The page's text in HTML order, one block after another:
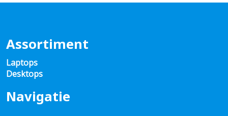
Assortiment
Laptops
Desktops
Navigatie